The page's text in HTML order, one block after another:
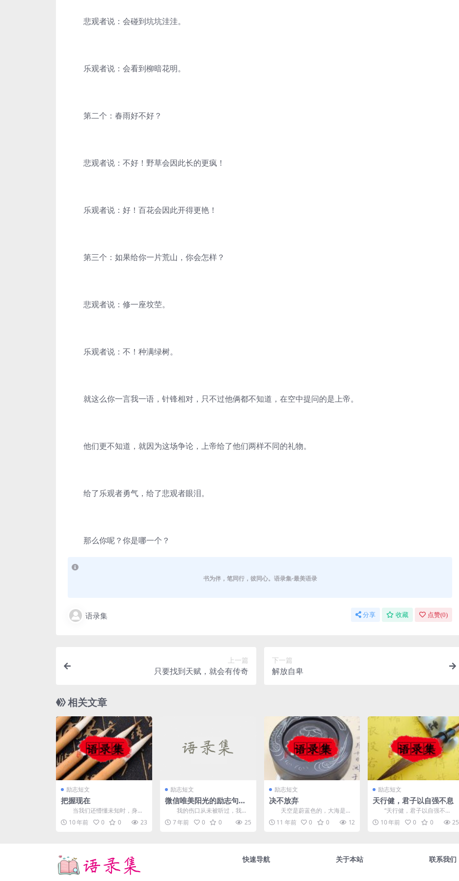
悲观者说：会碰到坑坑洼洼。
乐观者说：会看到柳暗花明。
第二个：春雨好不好？
悲观者说：不好！野草会因此长的更疯！
乐观者说：好！百花会因此开得更艳！
第三个：如果给你一片荒山，你会怎样？
悲观者说：修一座坟茔。
乐观者说：不！种满绿树。
就这么你一言我一语，针锋相对，只不过他俩都不知道，在空中提问的是上帝。
他们更不知道，就因为这场争论，上帝给了他们两样不同的礼物。
给了乐观者勇气，给了悲观者眼泪。
那么你呢？你是哪一个？
书为伴，笔同行，彼同心。语录集-最美语录
语录集 分享 收藏 点赞(0)
上一篇
只要找到天赋，就会有传奇
下一篇
解放自卑
相关文章
励志短文
把握现在
当我们还懵懂未知时，身上
便背负着一个使命，或者说是一
个责任吧。 ...
10 年前 0 0 23
励志短文
微信唯美阳光的励志句子
分享
我的伤口从未被听过，我爱
你到最后。 2，我渴望在一
生中被收...
7 年前 0 0 25
励志短文
决不放弃
天空是蔚蓝色的，大海是深
蓝色的，花是彩色的，世界更是
多姿多彩的。但是，我的世...
11 年前 0 0 12
励志短文
天行健，君子以自强不息
“天行健，君子以自强不
息。”（乾卦） ...
10 年前 0 0 25
快速导航 关于本站 联系我们